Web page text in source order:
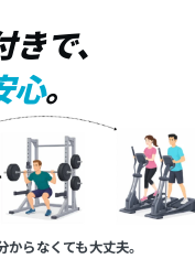
で、
心。
らなくても大丈夫。